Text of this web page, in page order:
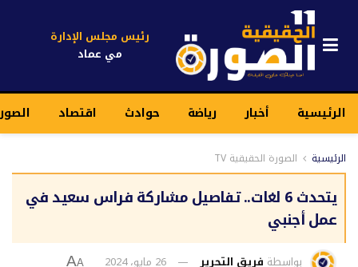
رئيس مجلس الإدارة
مي عماد
الرئيسية أخبار رياضة حوادث اقتصاد
الرئيسية الصورة الحقيقية TV
يتحدث 6 لغات.. تفاصيل مشاركة فراس سعيد في
عمل أجنبي
بواسطة فريق التحرير 26 مايو، 2024 A
A